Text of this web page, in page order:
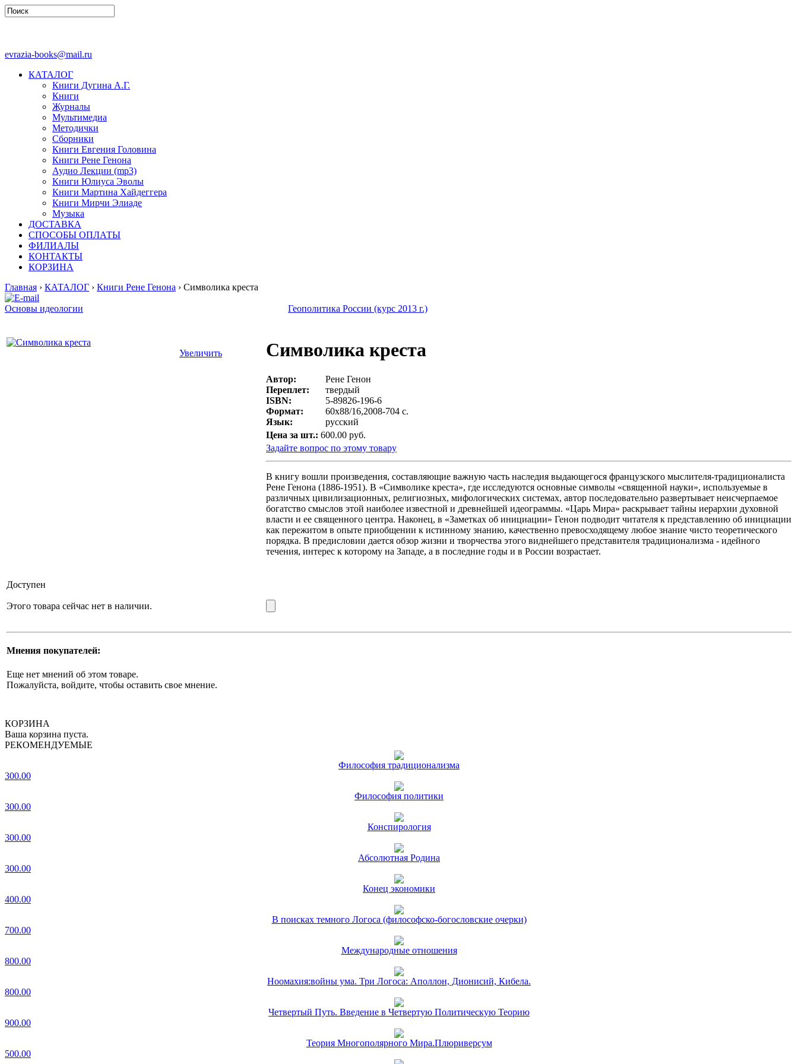
evrazia-books@mail.ru
КАТАЛОГ
Книги Дугина А.Г.
Книги
Журналы
Мультимедиа
Методички
Сборники
Книги Евгения Головина
Книги Рене Генона
Аудио Лекции (mp3)
Книги Юлиуса Эволы
Книги Мартина Хайдеггера
Книги Мирчи Элиаде
Музыка
ДОСТАВКА
СПОСОБЫ ОПЛАТЫ
ФИЛИАЛЫ
КОНТАКТЫ
КОРЗИНА
Главная › КАТАЛОГ › Книги Рене Генона › Символика креста
Основы идеологии Геополитика России (курс 2013 г.)
Увеличить Символика креста
Автор:
Рене Генон
Переплет:
твердый
ISBN:
5-89826-196-6
Формат:
60х88/16,2008-704 с.
Язык:
русский
Цена за шт.: 600.00 руб.
Задайте вопрос по этому товару
В книгу вошли произведения, составляющие важную часть наследия выдающегося французского мыслителя-традиционалиста
Рене Генона (1886-1951). В «Символике креста», где исследуются основные символы «священной науки», используемые в
различных цивилизационных, религиозных, мифологических системах, автор последовательно развертывает неисчерпаемое
богатство смыслов этой наиболее известной и древнейшей идеограммы. «Царь Мира» раскрывает тайны иерархии духовной
власти и ее священного центра. Наконец, в «Заметках об инициации» Генон подводит читателя к представлению об инициации
как пережитом в опыте приобщении к истинному знанию, качественно превосходящему любое знание чисто теоретического
порядка. В предисловии дается обзор жизни и творчества этого виднейшего представителя традиционализма - идейного
течения, интерес к которому на Западе, а в последние годы и в России возрастает.
Доступен
Этого товара сейчас нет в наличии.
Мнения покупателей:
Еще нет мнений об этом товаре.
Пожалуйста, войдите, чтобы оставить свое мнение.
КОРЗИНА
Ваша корзина пуста.
РЕКОМЕНДУЕМЫЕ
Философия традиционализма
300.00
Философия политики
300.00
Конспирология
300.00
Абсолютная Родина
300.00
Конец экономики
400.00
В поисках темного Логоса (философско-богословские очерки)
700.00
Международные отношения
800.00
Ноомахия:войны ума. Три Логоса: Аполлон, Дионисий, Кибела.
800.00
Четвертый Путь. Введение в Четвертую Политическую Теорию
900.00
Теория Многополярного Мира.Плюриверсум
500.00